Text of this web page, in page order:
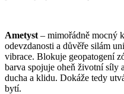
Ametyst – mimořádně mocný
odevzdanosti a důvěře silám
vibrace. Blokuje geopatogení
barva spojuje oheň životní síly
ducha a klidu. Dokáže tedy
bytí.